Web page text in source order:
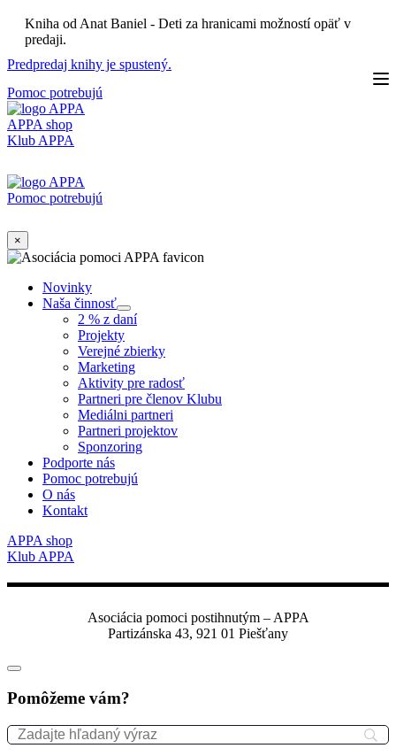
content
Kniha od Anat Baniel - Deti za hranicami možností opäť v
predaji.
Predpredaj knihy je spustený.
Pomoc potrebujú
APPA shop
Klub APPA
Pomoc potrebujú
×
Novinky
Naša činnosť
Submenu
2 % z daní
Projekty
Verejné zbierky
Marketing
Aktivity pre radosť
Partneri pre členov Klubu
Mediálni partneri
Partneri projektov
Sponzoring
Podporte nás
Pomoc potrebujú
O nás
Kontakt
APPA shop
Klub APPA
Asociácia pomoci postihnutým – APPA
Partizánska 43, 921 01 Piešťany
Pomôžeme vám?